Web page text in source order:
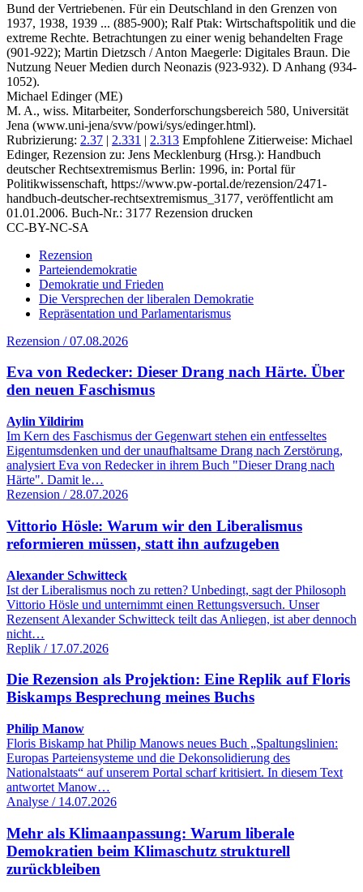
Bund der Vertriebenen. Für ein Deutschland in den Grenzen von
1937, 1938, 1939 ... (885-900); Ralf Ptak: Wirtschaftspolitik und die
extreme Rechte. Betrachtungen zu einer wenig behandelten Frage
(901-922); Martin Dietzsch / Anton Maegerle: Digitales Braun. Die
Nutzung Neuer Medien durch Neonazis (923-932). D Anhang (934-
1052).
Michael Edinger (ME)
M. A., wiss. Mitarbeiter, Sonderforschungsbereich 580, Universität
Jena (www.uni-jena/svw/powi/sys/edinger.html).
Rubrizierung: 2.37 | 2.331 | 2.313 Empfohlene Zitierweise: Michael
Edinger, Rezension zu: Jens Mecklenburg (Hrsg.): Handbuch
deutscher Rechtsextremismus Berlin: 1996, in: Portal für
Politikwissenschaft, https://www.pw-portal.de/rezension/2471-
handbuch-deutscher-rechtsextremismus_3177, veröffentlicht am
01.01.2006. Buch-Nr.: 3177 Rezension drucken
CC-BY-NC-SA
Rezension
Parteiendemokratie
Demokratie und Frieden
Die Versprechen der liberalen Demokratie
Repräsentation und Parlamentarismus
Rezension / 07.08.2026
Eva von Redecker: Dieser Drang nach Härte. Über
den neuen Faschismus
Aylin Yildirim
Im Kern des Faschismus der Gegenwart stehen ein entfesseltes
Eigentumsdenken und der unaufhaltsame Drang nach Zerstörung,
analysiert Eva von Redecker in ihrem Buch "Dieser Drang nach
Härte". Damit le…
Rezension / 28.07.2026
Vittorio Hösle: Warum wir den Liberalismus
reformieren müssen, statt ihn aufzugeben
Alexander Schwitteck
Ist der Liberalismus noch zu retten? Unbedingt, sagt der Philosoph
Vittorio Hösle und unternimmt einen Rettungsversuch. Unser
Rezensent Alexander Schwitteck teilt das Anliegen, ist aber dennoch
nicht…
Replik / 17.07.2026
Die Rezension als Projektion: Eine Replik auf Floris
Biskamps Besprechung meines Buchs
Philip Manow
Floris Biskamp hat Philip Manows neues Buch „Spaltungslinien:
Europas Parteiensysteme und die Dekonsolidierung des
Nationalstaats“ auf unserem Portal scharf kritisiert. In diesem Text
antwortet Manow…
Analyse / 14.07.2026
Mehr als Klimaanpassung: Warum liberale
Demokratien beim Klimaschutz strukturell
zurückbleiben